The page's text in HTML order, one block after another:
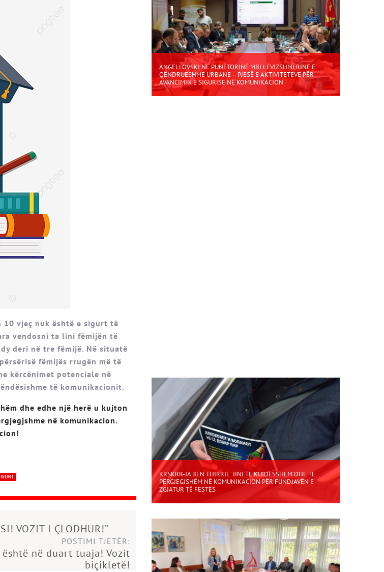
10 vjeç nuk është e sigurt të
vendosni ta lini fëmijën të
deri në tre fëmijë. Në situatë
fëmijës rrugën më të
kërcënimet potenciale në
të komunikacionit.
dhe edhe një herë u kujton
në komunikacion.
VOZIT I ÇLODHUR!”
POSTIMI TJETËR:
është në duart tuaja! Vozit
biçikletë!
ANGELLOVSKI NË PUNËTORINË MBI LËVIZSHMËRINË E
QËNDRUESHME URBANE – PJESË E AKTIVITETEVE PËR
AVANCIMIN E SIGURISË NË KOMUNIKACION
KRSKRR-JA BËN THIRRJE: JINI TË KUJDESSHËM DHE TË
PËRGJEGJSHËM NË KOMUNIKACION PËR FUNDJAVËN E
ZGJATUR TË FESTËS